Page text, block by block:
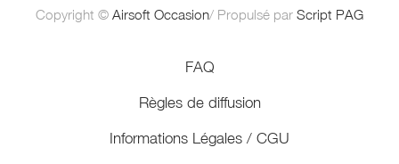
Copyright © Airsoft Occasion/ Propulsé par Script PAG
FAQ
Règles de diffusion
Informations Légales / CGU